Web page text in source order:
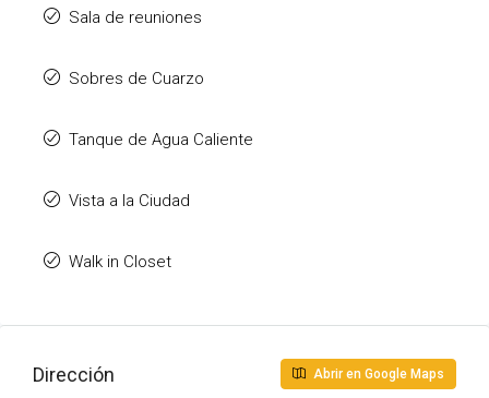
Sala de reuniones
Sobres de Cuarzo
Tanque de Agua Caliente
Vista a la Ciudad
Walk in Closet
Dirección Abrir en Google Maps